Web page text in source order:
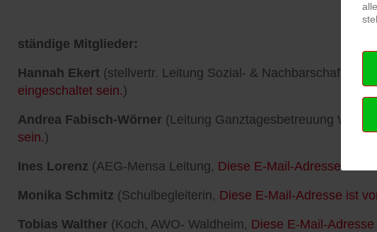
ständige Mitglieder:
Hannah Ekert (stellvertr. Leitung Sozial- &
eingeschaltet sein.)
Andrea Fabisch-Wörner (Leitung Ganztagesbetreuung Wiese,
sein.)
Ines Lorenz (AEG-Mensa Leitung, Diese E-Mail-Adresse ist
Monika Schmitz (Schulbegleiterin, Diese E-Mail-Adresse ist
Tobias Walther (Koch, AWO- Waldheim, Diese E-Mail-